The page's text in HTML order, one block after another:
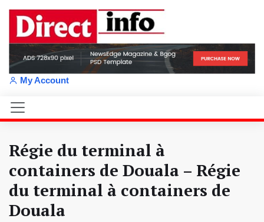
My Account
Régie du terminal à
containers de Douala – Régie
du terminal à containers de
Douala